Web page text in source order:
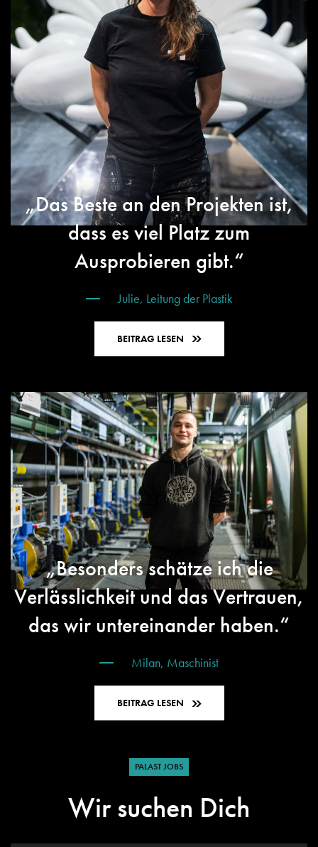
„Das Beste an den Projekten ist,
dass es viel Platz zum
Ausprobieren gibt.“
Julie, Leitung der Plastik
BEITRAG LESEN
„Besonders schätze ich die
Verlässlichkeit und das Vertrauen,
das wir untereinander haben.“
Milan, Maschinist
BEITRAG LESEN
PALAST JOBS
Wir suchen Dich